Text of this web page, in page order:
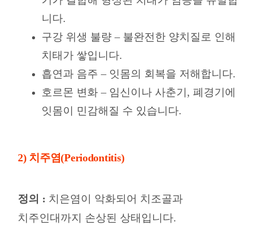
니다.
구강 위생 불량 – 불완전한 양치질로 인해
치태가 쌓입니다.
흡연과 음주 – 잇몸의 회복을 저해합니다.
호르몬 변화 – 임신이나 사춘기, 폐경기에
잇몸이 민감해질 수 있습니다.
2) 치주염(Periodontitis)
정의 : 치은염이 악화되어 치조골과
치주인대까지 손상된 상태입니다.